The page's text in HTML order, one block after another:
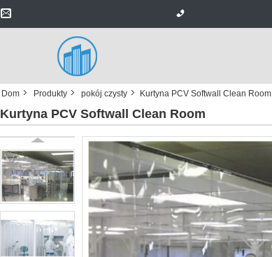
Dom Produkty pokój czysty Kurtyna PCV Softwall Clean Room
Kurtyna PCV Softwall Clean Room